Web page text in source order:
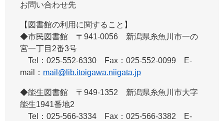
お問い合わせ先
【図書館の利用に関すること】
◆市民図書館 ​〒941-0056 新潟県糸魚川市一の
宮一丁目2番3号
Tel：025-552-6330 Fax：025-552-0099 E-
mail： mail@lib.itoigawa.niigata.jp
◆能生図書館 ​〒949-1352 新潟県糸魚川市大字
能生1941番地2
Tel：025-566-3334 Fax：025-566-3382 E-